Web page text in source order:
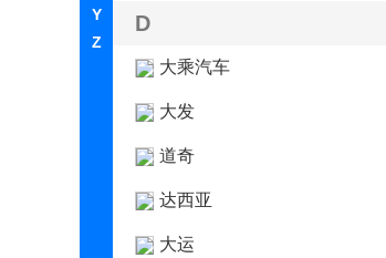
Y
Z
D
大乘汽车
大发
道奇
达西亚
大运